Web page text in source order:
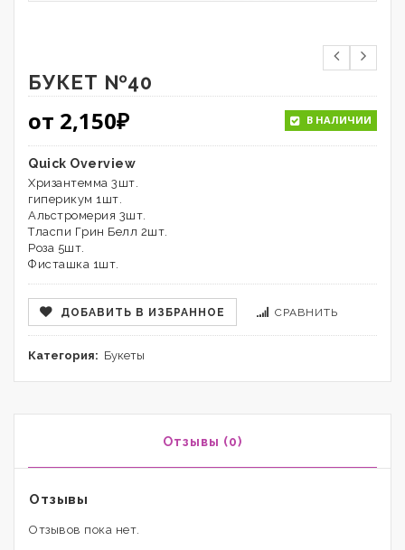
БУКЕТ №40
от 2,150₽ В НАЛИЧИИ
Quick Overview
Хризантемма 3шт.
гиперикум 1шт.
Альстромерия 3шт.
Тласпи Грин Белл 2шт.
Роза 5шт.
Фисташка 1шт.
ДОБАВИТЬ В ИЗБРАННОЕ СРАВНИТЬ
Категория: Букеты
Отзывы (0)
Отзывы
Отзывов пока нет.